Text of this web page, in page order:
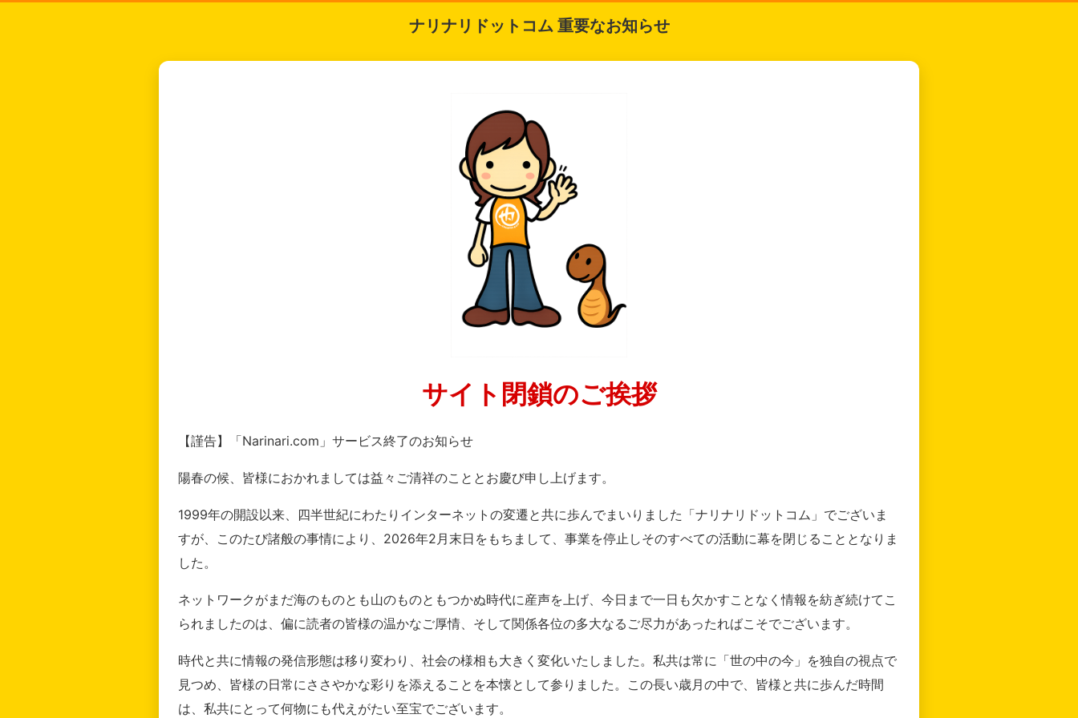
ナリナリドットコム 重要なお知らせ
サイト閉鎖のご挨拶
【謹告】「Narinari.com」サービス終了のお知らせ
陽春の候、皆様におかれましては益々ご清祥のこととお慶び申し上げます。
1999年の開設以来、四半世紀にわたりインターネットの変遷と共に歩んでまいりました「ナリナリドットコム」でございま
すが、このたび諸般の事情により、2026年2月末日をもちまして、事業を停止しそのすべての活動に幕を閉じることとなりま
した。
ネットワークがまだ海のものとも山のものともつかぬ時代に産声を上げ、今日まで一日も欠かすことなく情報を紡ぎ続けてこ
られましたのは、偏に読者の皆様の温かなご厚情、そして関係各位の多大なるご尽力があったればこそでございます。
時代と共に情報の発信形態は移り変わり、社会の様相も大きく変化いたしました。私共は常に「世の中の今」を独自の視点で
見つめ、皆様の日常にささやかな彩りを添えることを本懐として参りました。この長い歳月の中で、皆様と共に歩んだ時間
は、私共にとって何物にも代えがたい至宝でございます。